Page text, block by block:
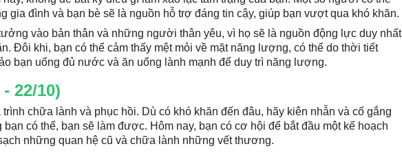
gia đình và bạn bè sẽ là nguồn hỗ trợ đáng tin cậy, giúp bạn vượt qua khó khăn.
vào bản thân và những người thân yêu, vì họ sẽ là nguồn động lực duy nhất
Đôi khi, bạn có thể cảm thấy mệt mỏi về mặt năng lượng, có thể do thời tiết
bạn uống đủ nước và ăn uống lành mạnh để duy trì năng lượng.
22/10)
chữa lành và phục hồi. Dù có khó khăn đến đâu, hãy kiên nhẫn và cố gắng
có thể, bạn sẽ làm được. Hôm nay, bạn có cơ hội để bắt đầu một kế hoạch
những quan hệ cũ và chữa lành những vết thương.